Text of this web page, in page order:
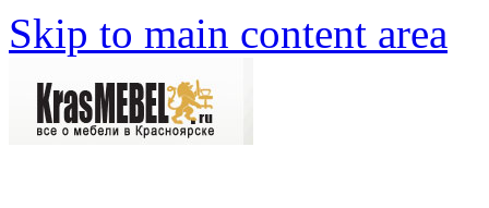
Skip to main content area